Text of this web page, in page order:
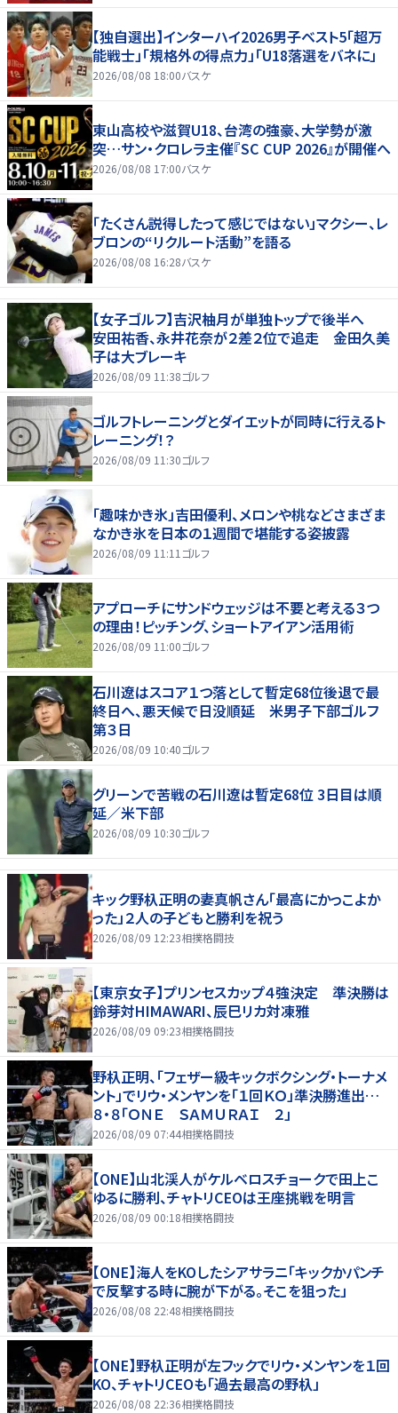
【独自選出】インターハイ2026男子ベスト5「超万
能戦士」「規格外の得点力」「U18落選をバネに」
2026/08/08 18:00バスケ
東山高校や滋賀U18、台湾の強豪、大学勢が激
突…サン・クロレラ主催『SC CUP 2026』が開催へ
2026/08/08 17:00バスケ
「たくさん説得したって感じではない」マクシー、レ
ブロンの“リクルート活動”を語る
2026/08/08 16:28バスケ
【女子ゴルフ】吉沢柚月が単独トップで後半へ
安田祐香、永井花奈が２差２位で追走 金田久美
子は大ブレーキ
2026/08/09 11:38ゴルフ
ゴルフトレーニングとダイエットが同時に行えるト
レーニング！？
2026/08/09 11:30ゴルフ
「趣味かき氷」吉田優利、メロンや桃などさまざま
なかき氷を日本の１週間で堪能する姿披露
2026/08/09 11:11 ゴルフ
アプローチにサンドウェッジは不要と考える３つ
の理由！ピッチング、ショートアイアン活用術
2026/08/09 11:00ゴルフ
石川遼はスコア１つ落として暫定68位後退で最
終日へ、悪天候で日没順延 米男子下部ゴルフ
第３日
2026/08/09 10:40ゴルフ
グリーンで苦戦の石川遼は暫定68位 3日目は順
延／米下部
2026/08/09 10:30ゴルフ
キック野杁正明の妻真帆さん「最高にかっこよか
った」２人の子どもと勝利を祝う
2026/08/09 12:23相撲格闘技
【東京女子】プリンセスカップ４強決定 準決勝は
鈴芽対HIMAWARI、辰巳リカ対凍雅
2026/08/09 09:23相撲格闘技
野杁正明、「フェザー級キックボクシング・トーナメ
ント」でリウ・メンヤンを「１回ＫＯ」準決勝進出…
８・８「ＯＮＥ ＳＡＭＵＲＡＩ ２」
2026/08/09 07:44相撲格闘技
【ONE】山北渓人がケルベロスチョークで田上こ
ゆるに勝利、チャトリCEOは王座挑戦を明言
2026/08/09 00:18相撲格闘技
【ONE】海人をKOしたシアサラニ「キックかパンチ
で反撃する時に腕が下がる。そこを狙った」
2026/08/08 22:48相撲格闘技
【ONE】野杁正明が左フックでリウ・メンヤンを１回
KO、チャトリCEOも「過去最高の野杁」
2026/08/08 22:36相撲格闘技